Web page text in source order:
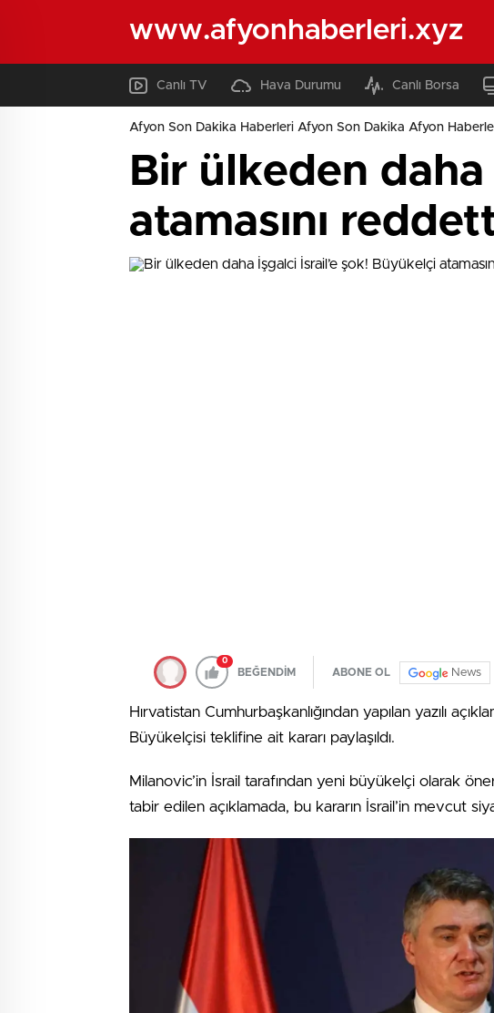
www.afyonhaberleri.xyz
Canlı TV Hava Durumu Canlı Borsa
Afyon Son Dakika Haberleri Afyon Son Dakika Afyon
Bir ülkeden
atamasını
0
BEĞENDİM ABONE OL News
Hırvatistan Cumhurbaşkanlığından yapılan yazılı
Büyükelçisi teklifine ait kararı paylaşıldı.
Milanovic’in İsrail tarafından yeni büyükelçi olarak
tabir edilen açıklamada, bu kararın İsrail’in mevcut